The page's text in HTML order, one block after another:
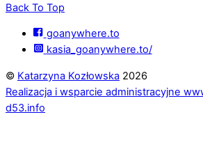
Back To Top
goanywhere.to
kasia_goanywhere.to/
© Katarzyna Kozłowska 2026
Realizacja i wsparcie administracyjne
d53.info